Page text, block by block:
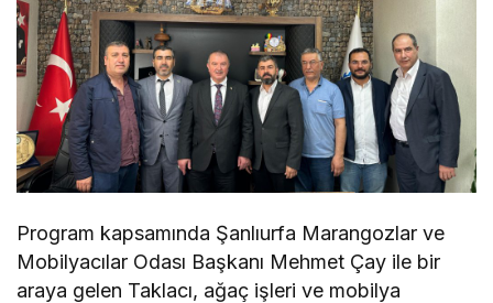
Program kapsamında Şanlıurfa Marangozlar ve
Mobilyacılar Odası Başkanı Mehmet Çay ile bir
araya gelen Taklacı, ağaç işleri ve mobilya